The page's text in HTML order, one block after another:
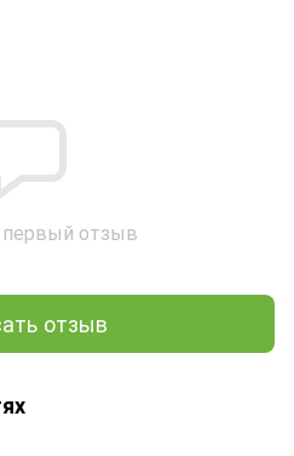
отзыв
отзыв